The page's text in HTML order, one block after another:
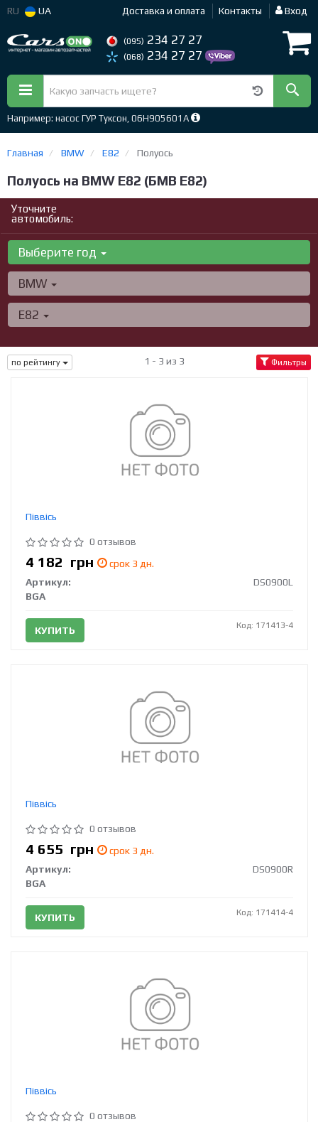
RU UA Доставка и оплата Контакты Вход
(095) 234 27 27
(068) 234 27 27
Например: насос ГУР Туксон, 06H905601A
Главная BMW E82 Полуось
Полуось на BMW E82 (БМВ Е82)
Уточните
автомобиль:
Выберите год
BMW
E82
по рейтингу 1 - 3 из 3 Фильтры
Піввісь
0 отзывов
4 182 грн
срок 3 дн.
Артикул:
DS0900L
BGA
КУПИТЬ Код: 171413-4
Піввісь
0 отзывов
4 655 грн
срок 3 дн.
Артикул:
DS0900R
BGA
КУПИТЬ Код: 171414-4
Піввісь
0 отзывов